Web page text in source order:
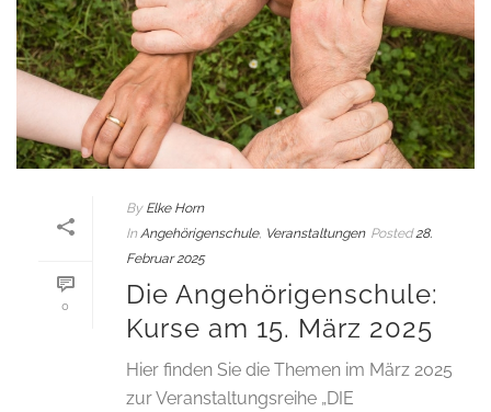
0
By Elke Horn
In Angehörigenschule, Veranstaltungen Posted 28.
Februar 2025
Die Angehörigenschule:
Kurse am 15. März 2025
Hier finden Sie die Themen im März 2025
zur Veranstaltungsreihe „DIE